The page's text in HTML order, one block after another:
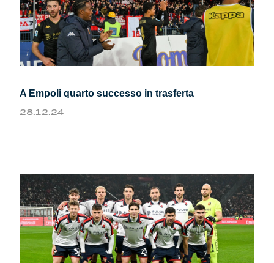
A Empoli quarto successo in trasferta
28.12.24